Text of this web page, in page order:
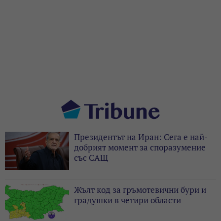
Президентът на Иран: Сега е най-
добрият момент за споразумение
със САЩ
Жълт код за гръмотевични бури и
градушки в четири области